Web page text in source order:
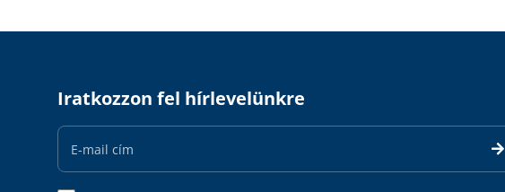
Iratkozzon fel hírlevelünkre
Email
Address